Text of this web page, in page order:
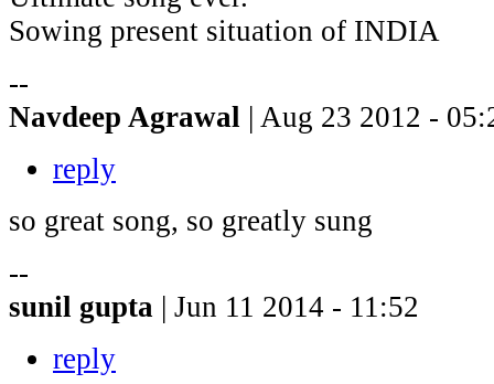
Sowing present situation of INDIA
--
Navdeep Agrawal | Aug 23 2012 -
reply
so great song, so greatly sung
--
sunil gupta | Jun 11 2014 - 11:52
reply